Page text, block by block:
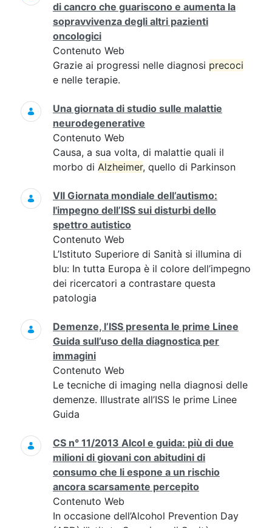
di cancro che guariscono e aumenta la
sopravvivenza degli altri pazienti
oncologici
Contenuto Web
Grazie ai progressi nelle diagnosi precoci
e nelle terapie.
Una giornata di studio sulle malattie
neurodegenerative
Contenuto Web
Causa, a sua volta, di malattie quali il
morbo di Alzheimer, quello di Parkinson
VII Giornata mondiale dell’autismo:
l'impegno dell’ISS sui disturbi dello
spettro autistico
Contenuto Web
L’Istituto Superiore di Sanità si illumina di
blu: In tutta Europa è il colore dell’impegno
dei ricercatori a contrastare questa
patologia
Demenze, l’ISS presenta le prime Linee
Guida sull’uso della diagnostica per
immagini
Contenuto Web
Le tecniche di imaging nella diagnosi delle
demenze. Illustrate all’ISS le prime Linee
Guida
CS n° 11/2013 Alcol e guida: più di due
milioni di giovani con abitudini di
consumo che li espone a un rischio
ancora scarsamente percepito
Contenuto Web
In occasione dell’Alcohol Prevention Day